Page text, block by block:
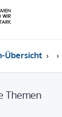
Übersicht
Themen